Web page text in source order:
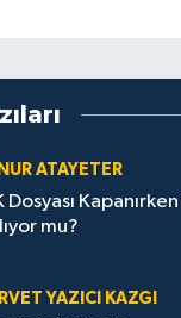
ATAYETER
Dosyası
mu?
YAZICI KAZGI